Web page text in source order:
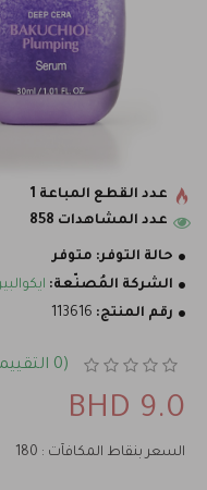
حالة التوفر: متوفر
الشركة المُصنّعة:
رقم المنتج: 113616
عدد القطع المباعة 1
عدد المشاهدات 858
(0 التقييمات)
9.0 BHD
السعر بنقاط المكافآت : 180